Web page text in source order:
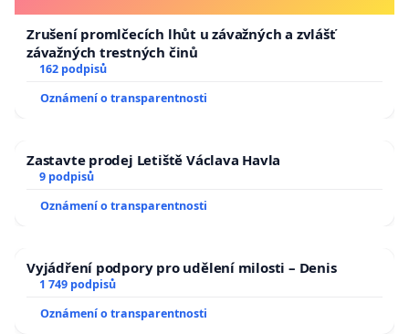
Zrušení promlčecích lhůt u závažných a zvlášť
závažných trestných činů
162 podpisů
Oznámení o transparentnosti
Zastavte prodej Letiště Václava Havla
9 podpisů
Oznámení o transparentnosti
Vyjádření podpory pro udělení milosti – Denis
1 749 podpisů
Oznámení o transparentnosti